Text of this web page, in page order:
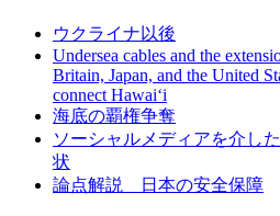
ウクライナ以後
Undersea cables and the
Britain, Japan, and the United
connect Hawai‘i
海底の覇権争奪
ソーシャルメディアを介し
状
論点解説 日本の安全保障